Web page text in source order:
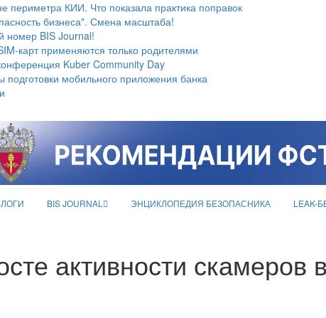
периметра КИИ. Что показала практика поправок
бизнеса". Смена масштаба!
номер BIS Journal!
карт применяются только родителями
Kuber Community Day
мобильного приложения банка
BIS JOURNAL ЭНЦИКЛОПЕДИЯ БЕЗОПАСНИКА LEAK-
активности скамеров